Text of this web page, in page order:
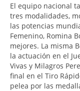
El equipo nacional
tres modalidades,
las potencias
Femenino, Romina
mejores. La misma
la actuación en el
Vivas y Milagros
final en el Tiro
pelea por las